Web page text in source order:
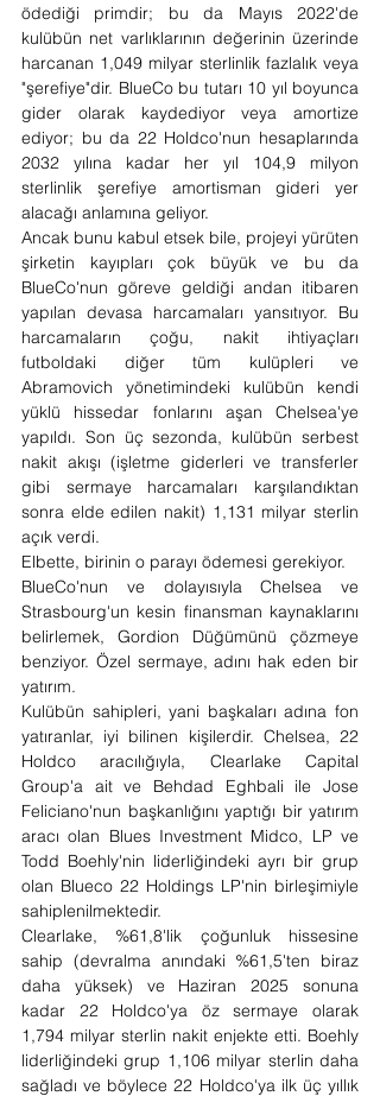
ödediği primdir; bu da Mayıs 2022'de
kulübün net varlıklarının değerinin üzerinde
harcanan 1,049 milyar sterlinlik fazlalık veya
"şerefiye"dir. BlueCo bu tutarı 10 yıl boyunca
gider olarak kaydediyor veya amortize
ediyor; bu da 22 Holdco'nun hesaplarında
2032 yılına kadar her yıl 104,9 milyon
sterlinlik şerefiye amortisman gideri yer
alacağı anlamına geliyor.
Ancak bunu kabul etsek bile, projeyi yürüten
şirketin kayıpları çok büyük ve bu da
BlueCo'nun göreve geldiği andan itibaren
yapılan devasa harcamaları yansıtıyor. Bu
harcamaların çoğu, nakit ihtiyaçları
futboldaki diğer tüm kulüpleri ve
Abramovich yönetimindeki kulübün kendi
yüklü hissedar fonlarını aşan Chelsea'ye
yapıldı. Son üç sezonda, kulübün serbest
nakit akışı (işletme giderleri ve transferler
gibi sermaye harcamaları karşılandıktan
sonra elde edilen nakit) 1,131 milyar sterlin
açık verdi.
Elbette, birinin o parayı ödemesi gerekiyor.
BlueCo'nun ve dolayısıyla Chelsea ve
Strasbourg'un kesin finansman kaynaklarını
belirlemek, Gordion Düğümünü çözmeye
benziyor. Özel sermaye, adını hak eden bir
yatırım.
Kulübün sahipleri, yani başkaları adına fon
yatıranlar, iyi bilinen kişilerdir. Chelsea, 22
Holdco aracılığıyla, Clearlake Capital
Group'a ait ve Behdad Eghbali ile Jose
Feliciano'nun başkanlığını yaptığı bir yatırım
aracı olan Blues Investment Midco, LP ve
Todd Boehly'nin liderliğindeki ayrı bir grup
olan Blueco 22 Holdings LP'nin birleşimiyle
sahiplenilmektedir.
Clearlake, %61,8'lik çoğunluk hissesine
sahip (devralma anındaki %61,5'ten biraz
daha yüksek) ve Haziran 2025 sonuna
kadar 22 Holdco'ya öz sermaye olarak
1,794 milyar sterlin nakit enjekte etti. Boehly
liderliğindeki grup 1,106 milyar sterlin daha
sağladı ve böylece 22 Holdco'ya ilk üç yıllık